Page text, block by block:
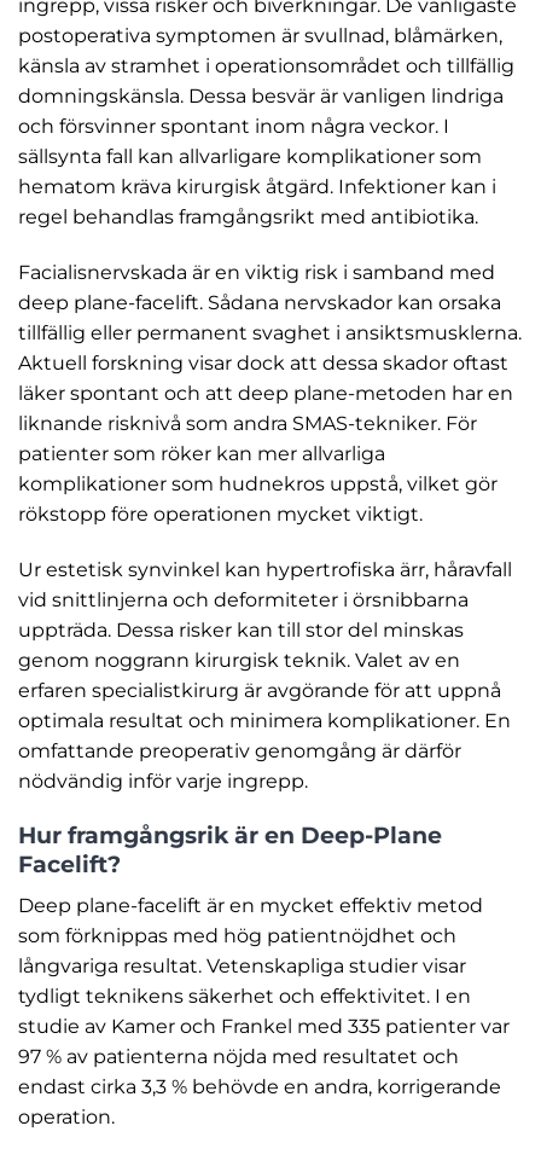
ingrepp, vissa risker och biverkningar. De vanligaste
postoperativa symptomen är svullnad, blåmärken,
känsla av stramhet i operationsområdet och tillfällig
domningskänsla. Dessa besvär är vanligen lindriga
och försvinner spontant inom några veckor. I
sällsynta fall kan allvarligare komplikationer som
hematom kräva kirurgisk åtgärd. Infektioner kan i
regel behandlas framgångsrikt med antibiotika.
Facialisnervskada är en viktig risk i samband med
deep plane-facelift. Sådana nervskador kan orsaka
tillfällig eller permanent svaghet i ansiktsmusklerna.
Aktuell forskning visar dock att dessa skador oftast
läker spontant och att deep plane-metoden har en
liknande risknivå som andra SMAS-tekniker. För
patienter som röker kan mer allvarliga
komplikationer som hudnekros uppstå, vilket gör
rökstopp före operationen mycket viktigt.
Ur estetisk synvinkel kan hypertrofiska ärr, håravfall
vid snittlinjerna och deformiteter i örsnibbarna
uppträda. Dessa risker kan till stor del minskas
genom noggrann kirurgisk teknik. Valet av en
erfaren specialistkirurg är avgörande för att uppnå
optimala resultat och minimera komplikationer. En
omfattande preoperativ genomgång är därför
nödvändig inför varje ingrepp.
Hur framgångsrik är en Deep-Plane
Facelift?
Deep plane-facelift är en mycket effektiv metod
som förknippas med hög patientnöjdhet och
långvariga resultat. Vetenskapliga studier visar
tydligt teknikens säkerhet och effektivitet. I en
studie av Kamer och Frankel med 335 patienter var
97 % av patienterna nöjda med resultatet och
endast cirka 3,3 % behövde en andra, korrigerande
operation.